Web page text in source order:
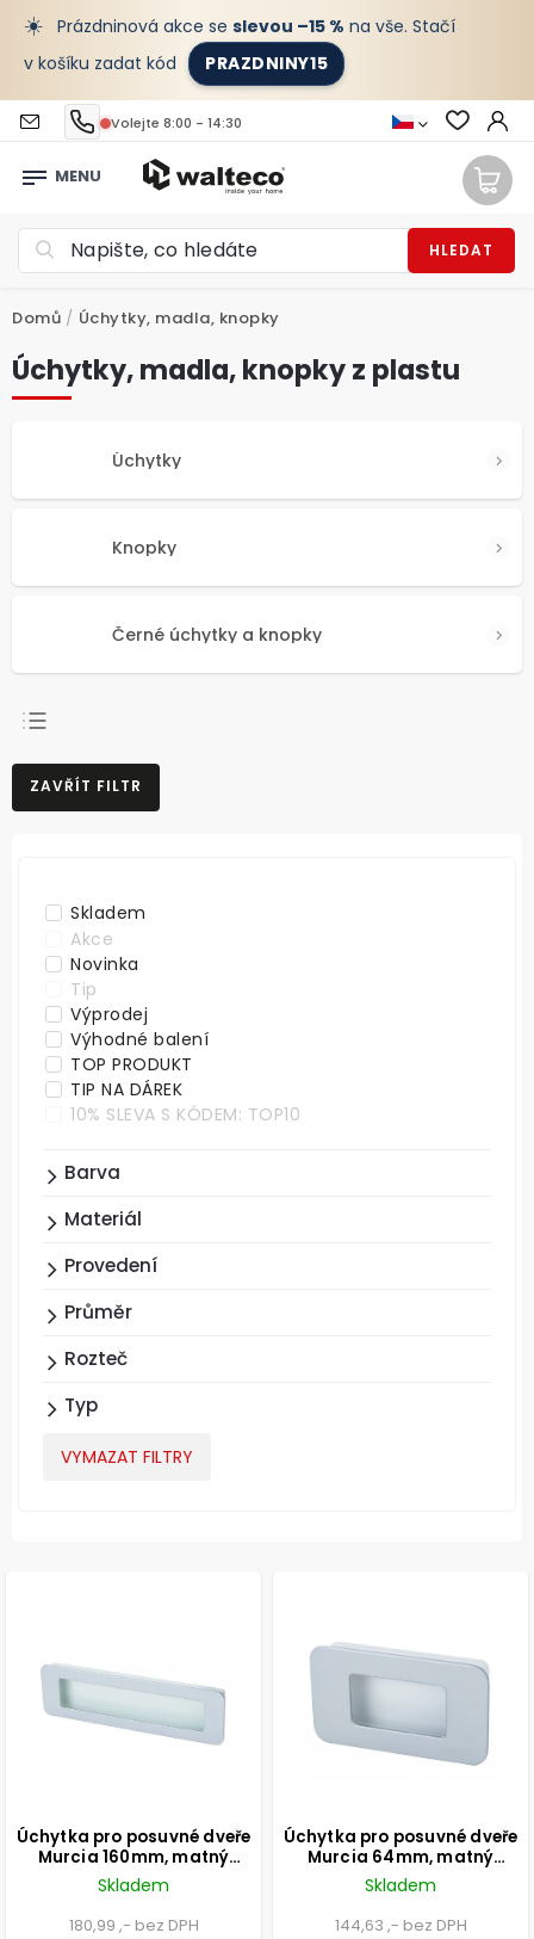
☀️ Prázdninová akce se slevou –15 % na vše. Stačí
v košíku zadat kód
PRAZDNINY15
Volejte 8:00 - 14:30
HLEDAT
Domů / Úchytky, madla, knopky
Úchytky, madla, knopky z plastu
Úchytky
Knopky
Černé úchytky a knopky
NEJPRODÁVANĚJŠÍ
NEJLEVNĚJŠÍ
ZAVŘÍT FILTR
Skladem
Akce
Novinka
Tip
Výprodej
Výhodné balení
TOP PRODUKT
TIP NA DÁREK
10% SLEVA S KÓDEM: TOP10
Barva
Materiál
Provedení
Průměr
Rozteč
Typ
VYMAZAT FILTRY
Úchytka pro posuvné dveře
Murcia 160mm, matný
chrom+bílá
Skladem
180,99 ,- bez DPH
Úchytka pro posuvné dveře
Murcia 64mm, matný
chrom+bílá
Skladem
144,63 ,- bez DPH